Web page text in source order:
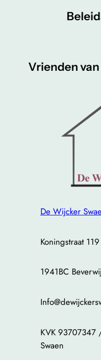
Vrienden
De Wijcker
Koningstraat 119
1941BC
KVK 93707347
Swaen